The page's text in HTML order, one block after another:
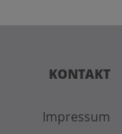
KONTAKT
Impressum